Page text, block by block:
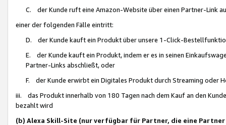
C. der Kunde ruft eine Amazon-Website über einen Partner-Link
einer der folgenden Fälle eintritt:
D. der Kunde kauft ein Produkt über unsere 1-Click-
E. der Kunde kauft ein Produkt, indem er es in seinen
Partner-Links abschließt, oder
F. der Kunde erwirbt ein Digitales Produkt durch Streaming oder
iii. das Produkt innerhalb von 180 Tagen nach dem Kauf an den
bezahlt wird
(b) Alexa Skill-Site (nur verfügbar für Partner, die eine